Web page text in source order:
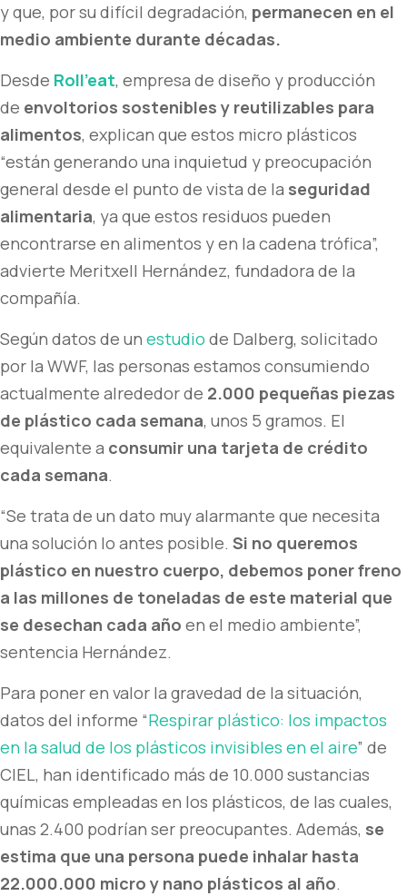
y que, por su difícil degradación, permanecen en el
medio ambiente durante décadas.
Desde Roll’eat, empresa de diseño y producción
de envoltorios sostenibles y reutilizables para
alimentos, explican que estos micro plásticos
“están generando una inquietud y preocupación
general desde el punto de vista de la seguridad
alimentaria, ya que estos residuos pueden
encontrarse en alimentos y en la cadena trófica”,
advierte Meritxell Hernández, fundadora de la
compañía.
Según datos de un estudio de Dalberg, solicitado
por la WWF, las personas estamos consumiendo
actualmente alrededor de 2.000 pequeñas piezas
de plástico cada semana, unos 5 gramos. El
equivalente a consumir una tarjeta de crédito
cada semana.
“Se trata de un dato muy alarmante que necesita
una solución lo antes posible. Si no queremos
plástico en nuestro cuerpo, debemos poner freno
a las millones de toneladas de este material que
se desechan cada año en el medio ambiente”,
sentencia Hernández.
Para poner en valor la gravedad de la situación,
datos del informe “Respirar plástico: los impactos
en la salud de los plásticos invisibles en el aire” de
CIEL, han identificado más de 10.000 sustancias
químicas empleadas en los plásticos, de las cuales,
unas 2.400 podrían ser preocupantes. Además, se
estima que una persona puede inhalar hasta
22.000.000 micro y nano plásticos al año.